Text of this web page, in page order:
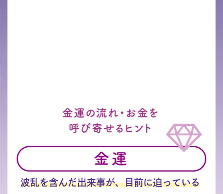
波乱を含んだ出来事が、目前に迫っている